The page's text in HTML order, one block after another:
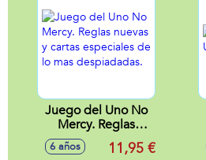
Juego del Uno No
Mercy. Reglas
nuevas y cartas
especiales de lo
6 años 11,95 €